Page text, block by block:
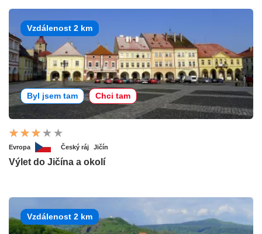
Vzdálenost 2 km
Byl jsem tam Chci tam
Evropa Český ráj Jičín
Výlet do Jičína a okolí
Vzdálenost 2 km